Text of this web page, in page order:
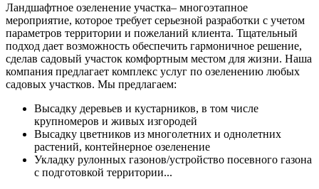
Ландшафтное озеленение участка– многоэтапное
мероприятие, которое требует серьезной разработки с учетом
параметров территории и пожеланий клиента. Тщательный
подход дает возможность обеспечить гармоничное решение,
сделав садовый участок комфортным местом для жизни. Наша
компания предлагает комплекс услуг по озеленению любых
садовых участков. Мы предлагаем:
Высадку деревьев и кустарников, в том числе
крупномеров и живых изгородей
Высадку цветников из многолетних и однолетних
растений, контейнерное озеленение
Укладку рулонных газонов/устройство посевного газона
с подготовкой территории...